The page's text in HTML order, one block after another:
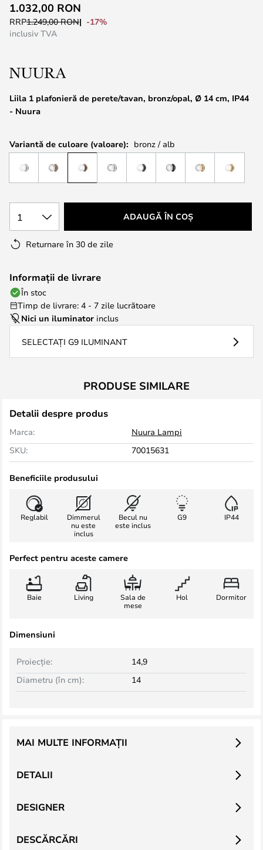
to
the
the
gallery
Liila 1 plafonieră de perete/tavan, bronz/opal, Ø 14 cm, IP44
- Nuura
1.032,00 RON
RRP1.249,00 RON
-17%
inclusiv TVA
Variantă de culoare (valoare): bronz / alb
1 ADAUGĂ ÎN COȘ
Returnare în 30 de zile
Informații de livrare
În stoc
Timp de livrare: 4 - 7 zile lucrătoare
Nici un iluminator inclus
SELECTAȚI G9 ILUMINANT
PRODUSE SIMILARE
Detalii despre produs
Marca:
Nuura Lampi
SKU:
70015631
Beneficiile produsului
Reglabil
Dimmerul
nu este
inclus
Becul nu
este inclus
G9 IP44
Perfect pentru aceste camere
Baie Living
Sala de
mese
Hol Dormitor
Dimensiuni
Proiecție:
14,9
Diametru (în cm):
14
DETALII
MAI MULTE INFORMAȚII
DESIGNER
DESCĂRCĂRI